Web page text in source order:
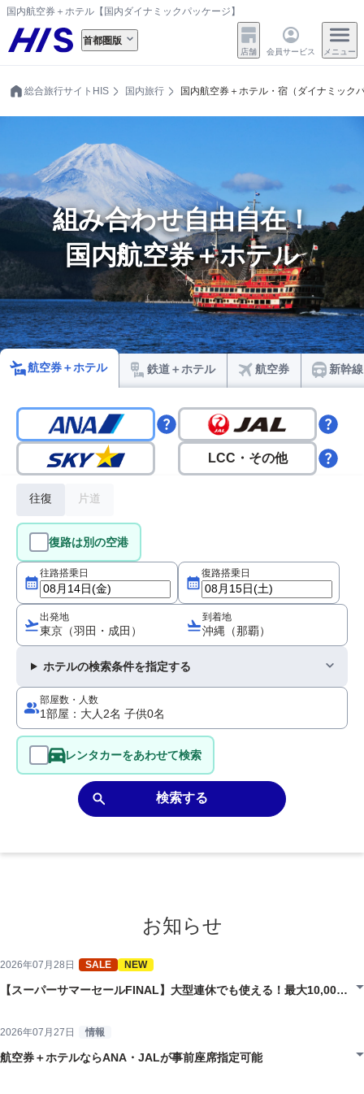
国内航空券＋ホテル【国内ダイナミックパッケージ】
首都圏版
店舗 会員サービス メニュー
総合旅行サイトHIS 国内旅行 国内航空券＋ホテル・宿（ダイナミック
組み合わせ自由自在！
国内航空券＋ホテル
航空券＋ホテル 鉄道＋ホテル 航空券 新幹
LCC・その他
往復 片道
復路は別の空港
往路搭乗日 復路搭乗日
出発地
東京（羽田・成田）
到着地
沖縄（那覇）
ホテルの検索条件を指定する
部屋数・人数
1部屋：大人2名 子供0名
レンタカーをあわせて検索
検索する
お知らせ
2026年07月28日 SALE NEW
【スーパーサマーセールFINAL】大型連休でも使える！最大10,000
2026年07月27日 情報
航空券＋ホテルならANA・JALが事前座席指定可能